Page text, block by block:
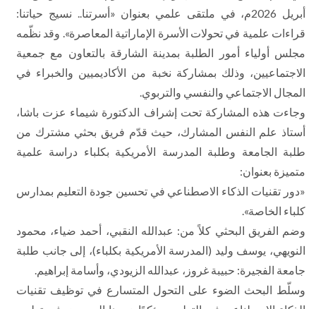
أبريل 2026م، في ملتقى علمي بعنوان «أسرتنا.. نسيج حياتنا:
قراءات علمية في تحولات الأسرة الإماراتية المعاصرة». وقد نظّمه
مجلس أولياء أمور الطلبة بمدينة الشارقة بالتعاون مع جمعية
الاجتماعيين، وذلك بمشاركة نخبة من الأكاديميين والخبراء في
المجال الاجتماعي والنفسي والتربوي.
وجاءت هذه المشاركة تحت إشراف الدكتورة شيماء عزت باشا،
أستاذ علم النفس المشارك، حيث قدّم فريق بحثي مشترك من
طلبة الجامعة وطلبة المدرسة الأمريكية بكلباء دراسة علمية
متميزة بعنوان:
«دور تقنيات الذكاء الاصطناعي في تحسين جودة التعليم بمدارس
كلباء الخاصة».
وضم الفريق البحثي كلاً من: عبدالله النقبي، أحمد ضياء، محمود
النويهي، يوسف وليد (المدرسة الأمريكية بكلباء)، إلى جانب طلبة
جامعة الفجيرة: حبيبة غروز، عبدالله الزيودي، وأسامة إبراهيم.
وسلّط البحث الضوء على التحول المتسارع في توظيف تقنيات